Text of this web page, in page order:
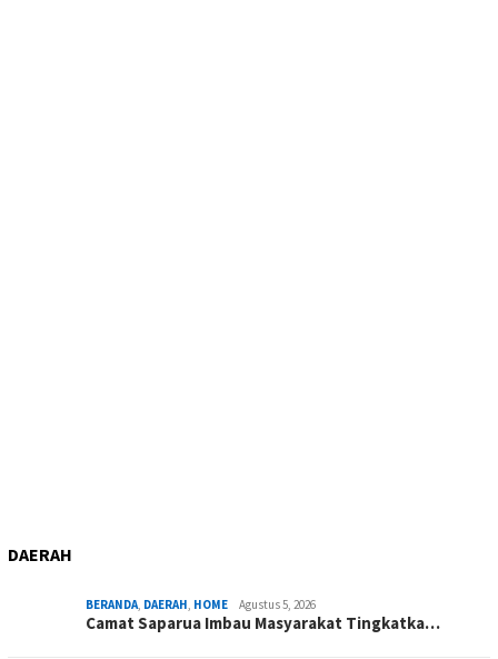
DAERAH
BERANDA, DAERAH, HOME Agustus 5, 2026
Camat Saparua Imbau Masyarakat Tingkatka…